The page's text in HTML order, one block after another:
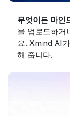
무엇이든 마인
을 업로드하거
요. Xmind AI
해 줍니다.